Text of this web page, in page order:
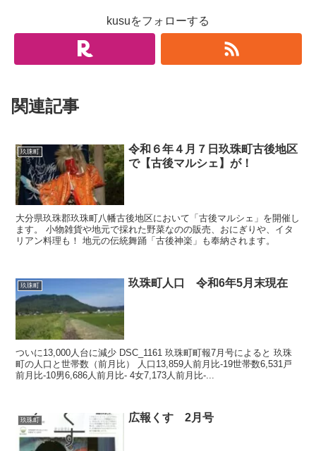
kusuをフォローする
関連記事
玖珠町
令和６年４月７日玖珠町古後地区
で【古後マルシェ】が！
大分県玖珠郡玖珠町八幡古後地区において「古後マルシェ」を開催し
ます。 小物雑貨や地元で採れた野菜なのの販売、おにぎりや、イタ
リアン料理も！ 地元の伝統舞踊「古後神楽」も奉納されます。
玖珠町 玖珠町人口 令和6年5月末現在
ついに13,000人台に減少 DSC_1161 玖珠町町報7月号によると 玖珠
町の人口と世帯数（前月比） 人口13,859人前月比-19世帯数6,531戸
前月比-10男6,686人前月比- 4女7,173人前月比-...
玖珠町 広報くす 2月号